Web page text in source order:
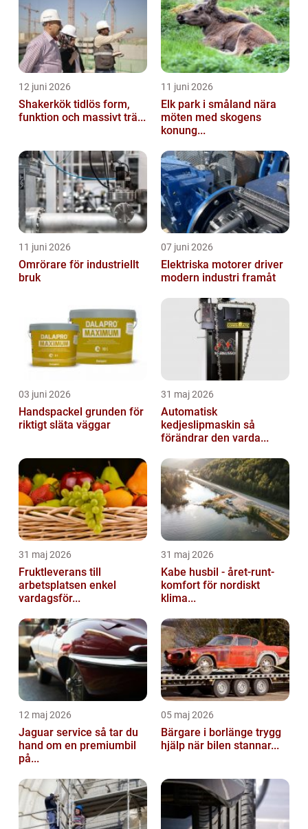
12 juni 2026
Shakerkök tidlös form,
funktion och massivt trä...
11 juni 2026
Elk park i småland nära
möten med skogens
konung...
11 juni 2026
Omrörare för industriellt
bruk
07 juni 2026
Elektriska motorer driver
modern industri framåt
03 juni 2026
Handspackel grunden för
riktigt släta väggar
31 maj 2026
Automatisk
kedjeslipmaskin så
förändrar den varda...
31 maj 2026
Fruktleverans till
arbetsplatsen enkel
vardagsför...
31 maj 2026
Kabe husbil - året-runt-
komfort för nordiskt
klima...
12 maj 2026
Jaguar service så tar du
hand om en premiumbil
på...
05 maj 2026
Bärgare i borlänge trygg
hjälp när bilen stannar...